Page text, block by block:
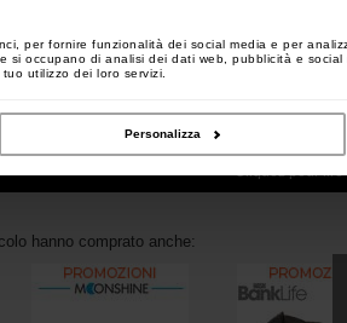
per fornire funzionalità dei social media e per
si occupano di analisi dei dati web, pubblicità e
utilizzo dei loro servizi.
Personalizza
Cliquez pour lire
hanno comprato anche: